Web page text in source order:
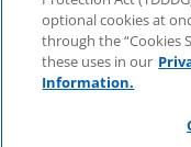
optional cookies at
through the “Cookies
these uses in our
Information.